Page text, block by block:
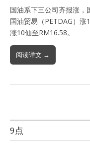
国油系下三公司齐报涨，
国油贸易（PETDAG）涨
涨10仙至RM16.58。
阅读详文 →
9点